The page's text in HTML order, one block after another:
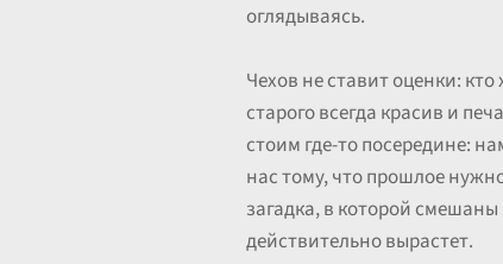
оглядываясь.
Чехов не ставит оценки:
старого всегда красив и
стоим где-то посередине:
нас тому, что прошлое
загадка, в которой
действительно вырастет.